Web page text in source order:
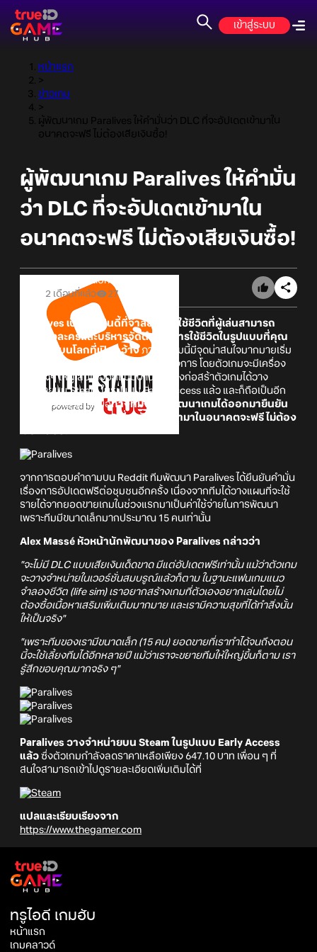
เข้าสู่ระบบ
หน้าแรก
>
ข่าวเกม
>
ผู้พัฒนาเกม Paralives ให้คำมั่นว่า DLC ที่จะอัปเดตเข้ามาใน
อนาคตจะฟรี ไม่ต้องเสียเงินซื้อ!
ผู้พัฒนาเกม Paralives ให้คำมั่น
ว่า DLC ที่จะอัปเดตเข้ามาใน
อนาคตจะฟรี ไม่ต้องเสียเงินซื้อ!
Online Station
2 เดือนที่แล้ว
27
Paralives เป็นเกมอินดี้ที่จำลองการใช้ชีวิตที่ผู้เล่นสามารถ
สร้างตัวละครและบริหารจัดดำเนินการใช้ชีวิตในรูปแบบที่คุณ
ต้องการบนโลกที่เปิดกว้างภายในเกมนี้มีจุดน่าสนใจมากมายเริ่ม
ด้วยการออกแบบสร้างบ้านในฝันที่ต้องการ โดยตัวเกมจะมีเครื่อง
มือต่างๆ ให้ผู้เล่นได้ออกแบบบ้านหรือสิ่งก่อสร้าตัวเกมได้วาง
จำหน่ายบน Steam ในรูปแบบ Early Access แล้ว และก็ถือเป็นอีก
หนึ่งเรื่องที่น่ายินดีเมื่อทางทีมงานผู้พัฒนาเกมได้ออกมายืนยัน
พร้อมให้คำมั่นว่า DLC ที่จะ อัปเดตเข้ามาในอนาคตจะฟรี ไม่ต้อง
จากการตอบคำถามบน Reddit ทีมพัฒนา Paralives ได้ยืนยันคำมั่น
เรื่องการอัปเดตฟรีต่อชุมชนอีกครั้ง เนื่องจากทีมได้วางแผนที่จะใช้
รายได้จากยอดขายเกมในช่วงแรกมาเป็นค่าใช้จ่ายในการพัฒนา
เพราะทีมมีขนาดเล็กมากประมาณ 15 คนเท่านั้น
Alex Massé หัวหน้านักพัฒนาของ Paralives กล่าวว่า
"จะไม่มี DLC แบบเสียเงินเด็ดขาด มีแต่อัปเดตฟรีเท่านั้น แม้ว่าตัวเกม
จะวางจำหน่ายในเวอร์ชั่นสมบรูณ์แล้วก็ตาม ในฐานะแฟนเกมแนว
จำลองชีวิต (life sim) เราอยากสร้างเกมที่ตัวเองอยากเล่นโดยไม่
ต้องซื้อเนื้อหาเสริมเพิ่มเติมมากมาย และเรามีความสุขที่ได้ทำสิ่งนั้น
ให้เป็นจริง"
"เพราะทีมของเรามีขนาดเล็ก (15 คน) ยอดขายที่เราทำได้จนถึงตอน
นี้จะใช้เลี้ยงทีมได้อีกหลายปี แม้ว่าเราจะขยายทีมให้ใหญ่ขึ้นก็ตาม เรา
รู้สึกขอบคุณมากจริง ๆ"
Paralives วางจำหน่ายบน Steam ในรูปแบบ Early Access
แล้ว ซึ่งตัวเกมกำลังลดราคาเหลือเพียง 647.10 บาท เพื่อน ๆ ที่
สนใจสามารถเข้าไปดูรายละเอียดเพิ่มเติมได้ที่
แปลและเรียบเรียงจาก
https://www.thegamer.com
ทรูไอดี เกมฮับ
หน้าแรก
เกมคลาวด์